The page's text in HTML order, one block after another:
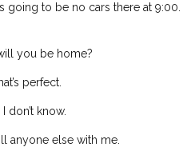
going to be no cars there at 9:00.
you be home?
perfect.
don’t know.
anyone else with me.